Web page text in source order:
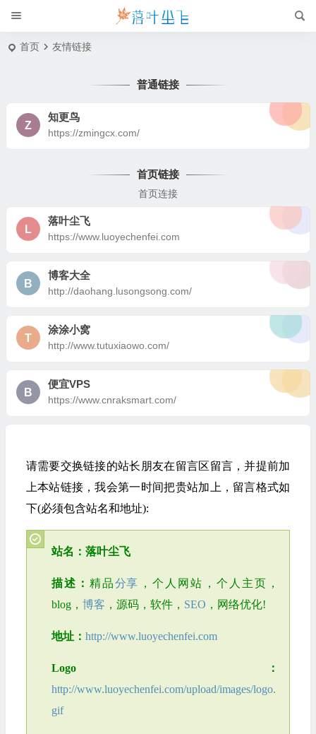
首页 友情链接
普通链接
Z
知更鸟
https://zmingcx.com/
首页链接
首页连接
L
落叶尘飞
https://www.luoyechenfei.com
B
博客大全
http://daohang.lusongsong.com/
T
涂涂小窝
http://www.tutuxiaowo.com/
B
便宜VPS
https://www.cnraksmart.com/
请需要交换链接的站长朋友在留言区留言，并提前加
上本站链接，我会第一时间把贵站加上，留言格式如
下(必须包含站名和地址):
站名： 落叶尘飞
描述：精品分享 ，个人网站，个人主页，
blog， 博客 ，源码，软件， SEO ，网络优化!
地址： http://www.luoyechenfei.com
Logo：
http://www.luoyechenfei.com/upload/images/logo.
gif